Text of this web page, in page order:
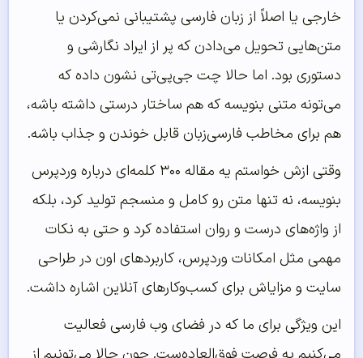
خارجی یا اصلاً از زبان فارسی پشتیبانی نمی‌کردن یا
متن‌هایی تحویل می‌دادن که پر از ایراد نگارشی و
دستوری بود. اما حالا چت جی‌پی‌تی نشون داده که
می‌تونه متنی بنویسه که هم ساختار درستی داشته باشه،
هم برای مخاطب فارسی‌زبان قابل خوندن و جذاب باشه.
وقتی ازش خواستم یه مقاله ۳۰۰ کلمه‌ای درباره وردپرس
بنویسه، نه تنها متن رو کامل و منسجم تولید کرد، بلکه
از واژه‌های درست و روان استفاده کرد و حتی به نکات
مهمی مثل امکانات وردپرس، کاربردهای اون در طراحی
سایت و مزایاش برای کسب‌وکارهای آنلاین اشاره داشت.
این ویژگی برای ما که در فضای وب فارسی فعالیت